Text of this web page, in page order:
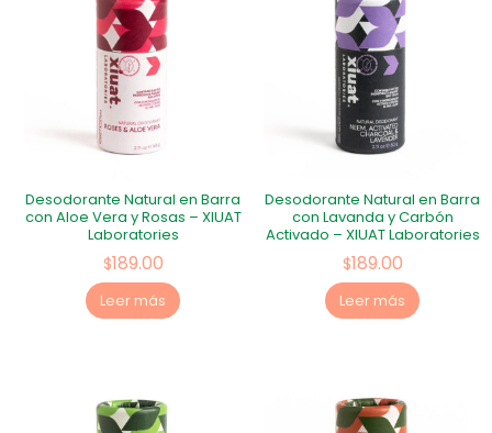
Desodorante Natural en Barra
con Aloe Vera y Rosas – XIUAT
Laboratories
$189.00
Leer más
Desodorante Natural en Barra
con Lavanda y Carbón
Activado – XIUAT Laboratories
$189.00
Leer más